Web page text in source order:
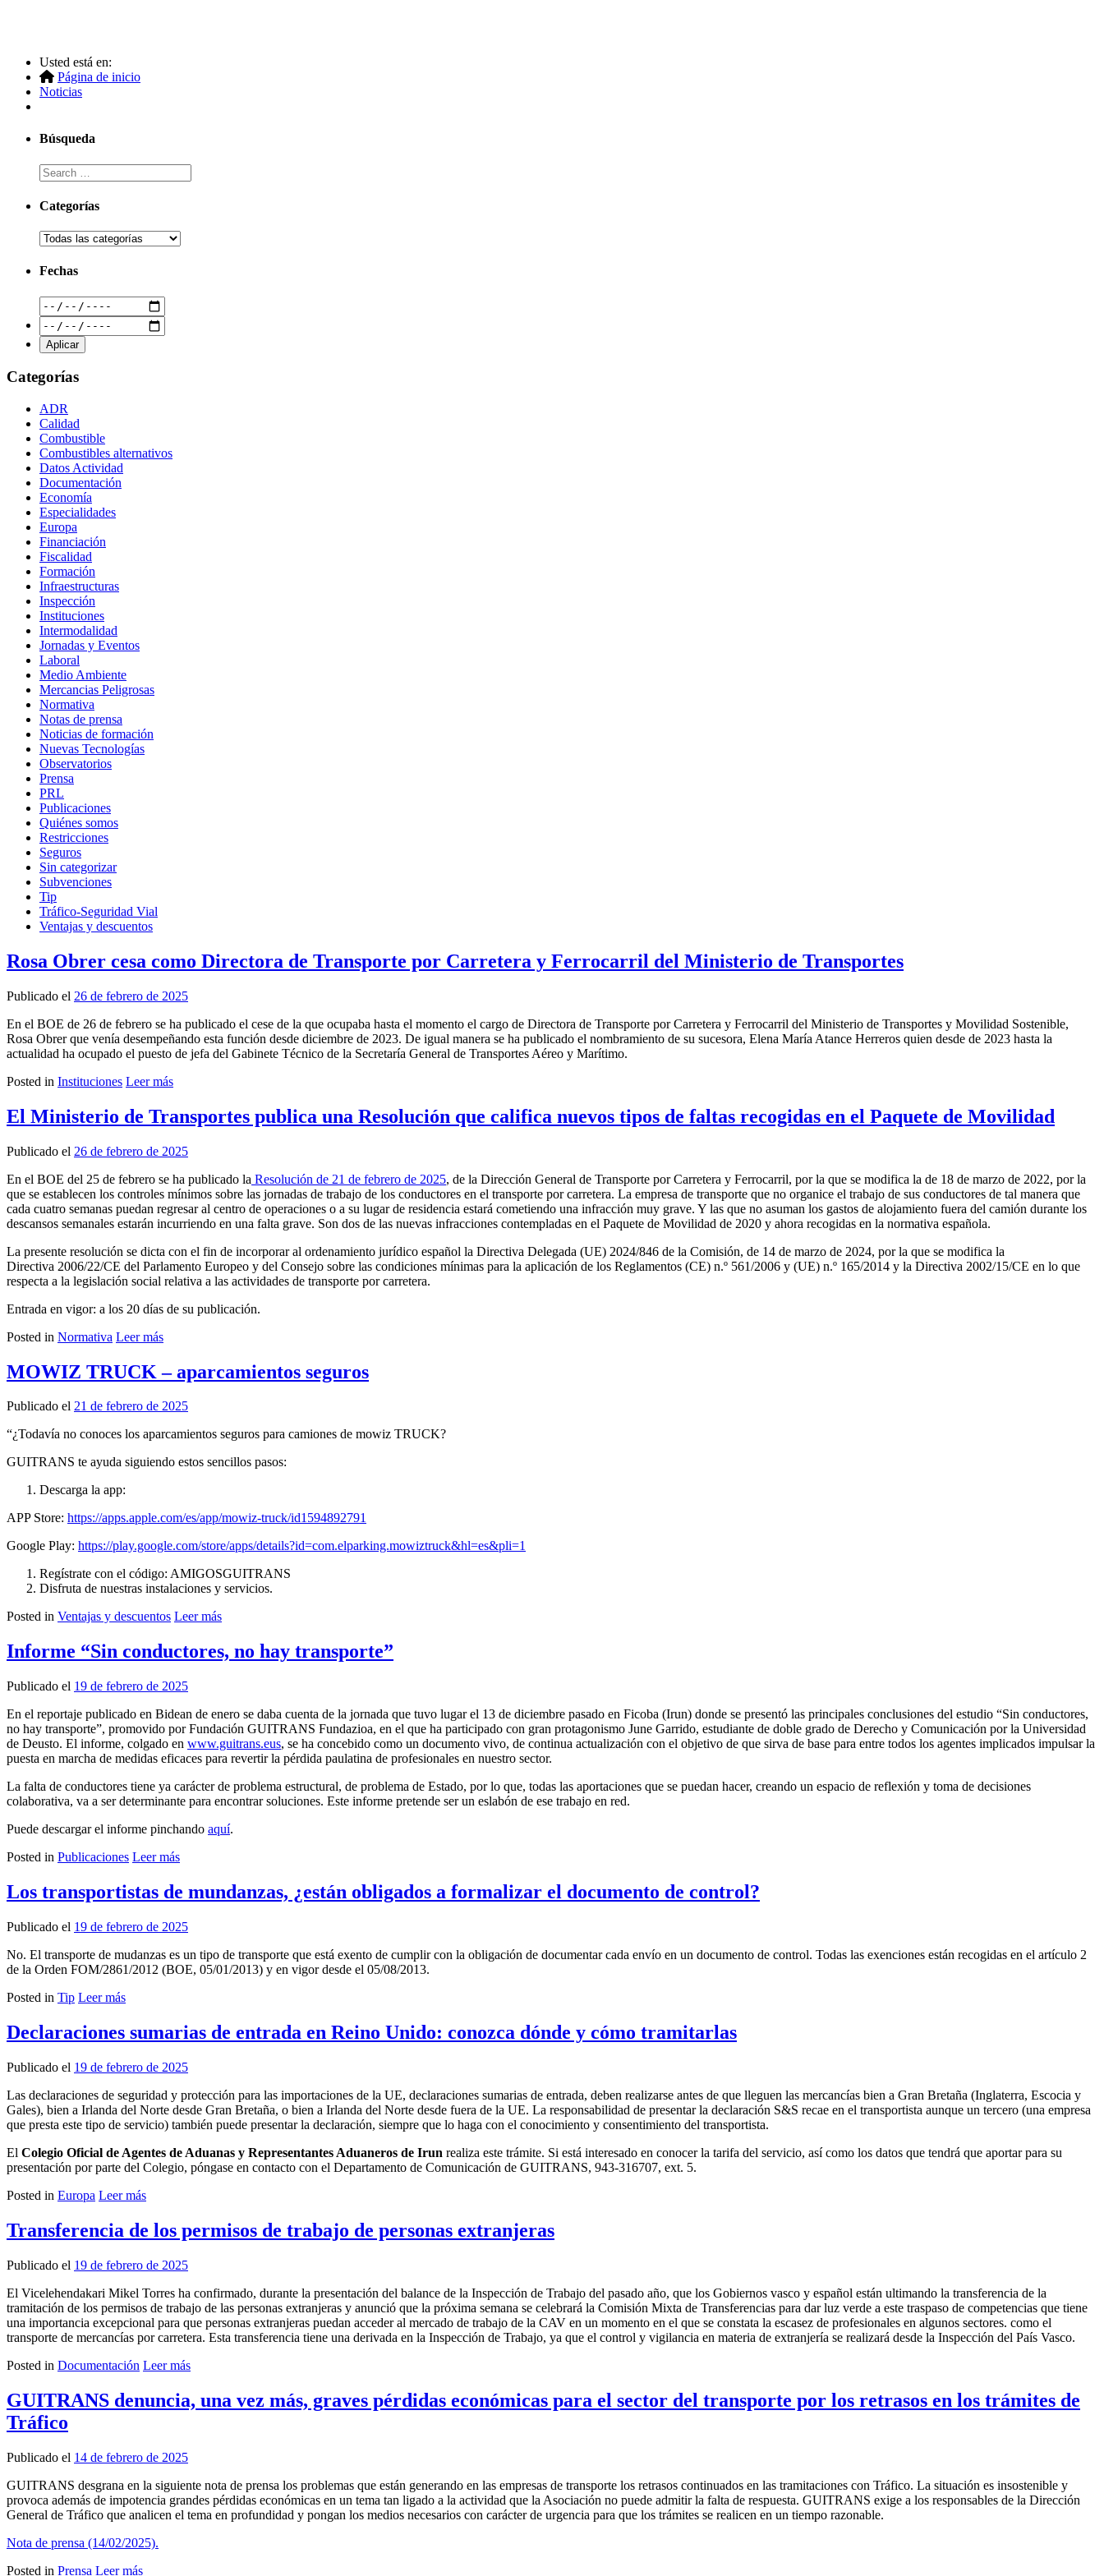
Usted está en:
Página de inicio
Noticias
Búsqueda
Categorías
Fechas
Categorías
ADR
Calidad
Combustible
Combustibles alternativos
Datos Actividad
Documentación
Economía
Especialidades
Europa
Financiación
Fiscalidad
Formación
Infraestructuras
Inspección
Instituciones
Intermodalidad
Jornadas y Eventos
Laboral
Medio Ambiente
Mercancias Peligrosas
Normativa
Notas de prensa
Noticias de formación
Nuevas Tecnologías
Observatorios
Prensa
PRL
Publicaciones
Quiénes somos
Restricciones
Seguros
Sin categorizar
Subvenciones
Tip
Tráfico-Seguridad Vial
Ventajas y descuentos
Rosa Obrer cesa como Directora de Transporte por Carretera y Ferrocarril del Ministerio de Transportes
Publicado el 26 de febrero de 2025
En el BOE de 26 de febrero se ha publicado el cese de la que ocupaba hasta el momento el cargo de Directora de Transporte por Carretera y Ferrocarril del Ministerio de Transportes y Movilidad Sostenible,
Rosa Obrer que venía desempeñando esta función desde diciembre de 2023. De igual manera se ha publicado el nombramiento de su sucesora, Elena María Atance Herreros quien desde de 2023 hasta la
actualidad ha ocupado el puesto de jefa del Gabinete Técnico de la Secretaría General de Transportes Aéreo y Marítimo.
Posted in Instituciones Leer más
El Ministerio de Transportes publica una Resolución que califica nuevos tipos de faltas recogidas en el Paquete de Movilidad
Publicado el 26 de febrero de 2025
En el BOE del 25 de febrero se ha publicado la Resolución de 21 de febrero de 2025, de la Dirección General de Transporte por Carretera y Ferrocarril, por la que se modifica la de 18 de marzo de 2022, por la
que se establecen los controles mínimos sobre las jornadas de trabajo de los conductores en el transporte por carretera. La empresa de transporte que no organice el trabajo de sus conductores de tal manera que
cada cuatro semanas puedan regresar al centro de operaciones o a su lugar de residencia estará cometiendo una infracción muy grave. Y las que no asuman los gastos de alojamiento fuera del camión durante los
descansos semanales estarán incurriendo en una falta grave. Son dos de las nuevas infracciones contempladas en el Paquete de Movilidad de 2020 y ahora recogidas en la normativa española.
La presente resolución se dicta con el fin de incorporar al ordenamiento jurídico español la Directiva Delegada (UE) 2024/846 de la Comisión, de 14 de marzo de 2024, por la que se modifica la
Directiva 2006/22/CE del Parlamento Europeo y del Consejo sobre las condiciones mínimas para la aplicación de los Reglamentos (CE) n.º 561/2006 y (UE) n.º 165/2014 y la Directiva 2002/15/CE en lo que
respecta a la legislación social relativa a las actividades de transporte por carretera.
Entrada en vigor: a los 20 días de su publicación.
Posted in Normativa Leer más
MOWIZ TRUCK – aparcamientos seguros
Publicado el 21 de febrero de 2025
“¿Todavía no conoces los aparcamientos seguros para camiones de mowiz TRUCK?
GUITRANS te ayuda siguiendo estos sencillos pasos:
Descarga la app:
APP Store: https://apps.apple.com/es/app/mowiz-truck/id1594892791
Google Play: https://play.google.com/store/apps/details?id=com.elparking.mowiztruck&hl=es&pli=1
Regístrate con el código: AMIGOSGUITRANS
Disfruta de nuestras instalaciones y servicios.
Posted in Ventajas y descuentos Leer más
Informe “Sin conductores, no hay transporte”
Publicado el 19 de febrero de 2025
En el reportaje publicado en Bidean de enero se daba cuenta de la jornada que tuvo lugar el 13 de diciembre pasado en Ficoba (Irun) donde se presentó las principales conclusiones del estudio “Sin conductores,
no hay transporte”, promovido por Fundación GUITRANS Fundazioa, en el que ha participado con gran protagonismo June Garrido, estudiante de doble grado de Derecho y Comunicación por la Universidad
de Deusto. El informe, colgado en www.guitrans.eus, se ha concebido como un documento vivo, de continua actualización con el objetivo de que sirva de base para entre todos los agentes implicados impulsar la
puesta en marcha de medidas eficaces para revertir la pérdida paulatina de profesionales en nuestro sector.
La falta de conductores tiene ya carácter de problema estructural, de problema de Estado, por lo que, todas las aportaciones que se puedan hacer, creando un espacio de reflexión y toma de decisiones
colaborativa, va a ser determinante para encontrar soluciones. Este informe pretende ser un eslabón de ese trabajo en red.
Puede descargar el informe pinchando aquí.
Posted in Publicaciones Leer más
Los transportistas de mundanzas, ¿están obligados a formalizar el documento de control?
Publicado el 19 de febrero de 2025
No. El transporte de mudanzas es un tipo de transporte que está exento de cumplir con la obligación de documentar cada envío en un documento de control. Todas las exenciones están recogidas en el artículo 2
de la Orden FOM/2861/2012 (BOE, 05/01/2013) y en vigor desde el 05/08/2013.
Posted in Tip Leer más
Declaraciones sumarias de entrada en Reino Unido: conozca dónde y cómo tramitarlas
Publicado el 19 de febrero de 2025
Las declaraciones de seguridad y protección para las importaciones de la UE, declaraciones sumarias de entrada, deben realizarse antes de que lleguen las mercancías bien a Gran Bretaña (Inglaterra, Escocia y
Gales), bien a Irlanda del Norte desde Gran Bretaña, o bien a Irlanda del Norte desde fuera de la UE. La responsabilidad de presentar la declaración S&S recae en el transportista aunque un tercero (una empresa
que presta este tipo de servicio) también puede presentar la declaración, siempre que lo haga con el conocimiento y consentimiento del transportista.
El Colegio Oficial de Agentes de Aduanas y Representantes Aduaneros de Irun realiza este trámite. Si está interesado en conocer la tarifa del servicio, así como los datos que tendrá que aportar para su
presentación por parte del Colegio, póngase en contacto con el Departamento de Comunicación de GUITRANS, 943-316707, ext. 5.
Posted in Europa Leer más
Transferencia de los permisos de trabajo de personas extranjeras
Publicado el 19 de febrero de 2025
El Vicelehendakari Mikel Torres ha confirmado, durante la presentación del balance de la Inspección de Trabajo del pasado año, que los Gobiernos vasco y español están ultimando la transferencia de la
tramitación de los permisos de trabajo de las personas extranjeras y anunció que la próxima semana se celebrará la Comisión Mixta de Transferencias para dar luz verde a este traspaso de competencias que tiene
una importancia excepcional para que personas extranjeras puedan acceder al mercado de trabajo de la CAV en un momento en el que se constata la escasez de profesionales en algunos sectores. como el
transporte de mercancías por carretera. Esta transferencia tiene una derivada en la Inspección de Trabajo, ya que el control y vigilancia en materia de extranjería se realizará desde la Inspección del País Vasco.
Posted in Documentación Leer más
GUITRANS denuncia, una vez más, graves pérdidas económicas para el sector del transporte por los retrasos en los trámites de
Tráfico
Publicado el 14 de febrero de 2025
GUITRANS desgrana en la siguiente nota de prensa los problemas que están generando en las empresas de transporte los retrasos continuados en las tramitaciones con Tráfico. La situación es insostenible y
provoca además de impotencia grandes pérdidas económicas en un tema tan ligado a la actividad que la Asociación no puede admitir la falta de respuesta. GUITRANS exige a los responsables de la Dirección
General de Tráfico que analicen el tema en profundidad y pongan los medios necesarios con carácter de urgencia para que los trámites se realicen en un tiempo razonable.
Nota de prensa (14/02/2025).
Posted in Prensa Leer más